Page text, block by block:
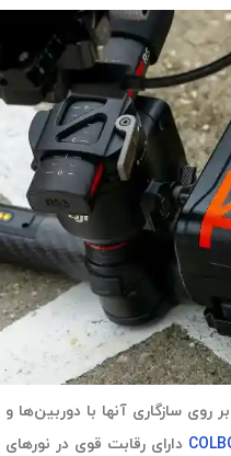
روی سازگاری آنها با دوربین‌ها و
دارای رقابت قوی در نورهای